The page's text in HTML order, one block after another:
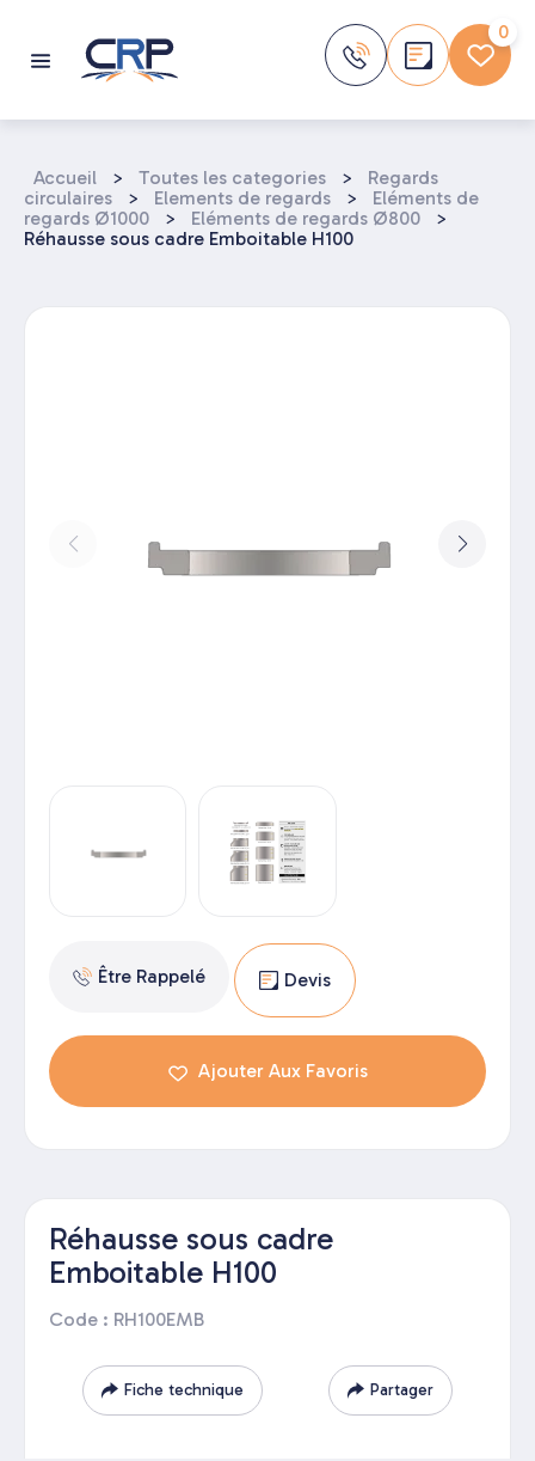
contenu
0
Accueil > Toutes les categories >
Regards
circulaires
> Elements de regards >
Eléments de
regards Ø1000
> Eléments de regards Ø800
>
Réhausse sous cadre Emboitable H100
Être Rappelé Devis
Ajouter Aux Favoris
Réhausse sous cadre
Emboitable H100
Code : RH100EMB
Fiche technique Partager